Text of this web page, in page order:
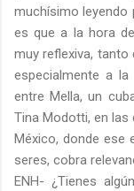
muchísimo leyendo
es que a la hora
muy reflexiva, tanto
especialmente a
entre Mella, un
Tina Modotti, en las
México, donde ese
seres, cobra
ENH- ¿Tienes